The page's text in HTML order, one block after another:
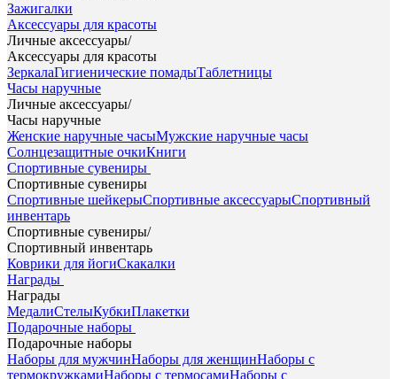
Зажигалки
Аксессуары для красоты
Личные аксессуары/
Аксессуары для красоты
ЗеркалаГигиенические помадыТаблетницы
Часы наручные
Личные аксессуары/
Часы наручные
Женские наручные часыМужские наручные часы
Солнцезащитные очкиКниги
Спортивные сувениры
Спортивные сувениры
Спортивные шейкерыСпортивные аксессуарыСпортивный
инвентарь
Спортивные сувениры/
Спортивный инвентарь
Коврики для йогиСкакалки
Награды
Награды
МедалиСтелыКубкиПлакетки
Подарочные наборы
Подарочные наборы
Наборы для мужчинНаборы для женщинНаборы с
термокружкамиНаборы с термосамиНаборы с